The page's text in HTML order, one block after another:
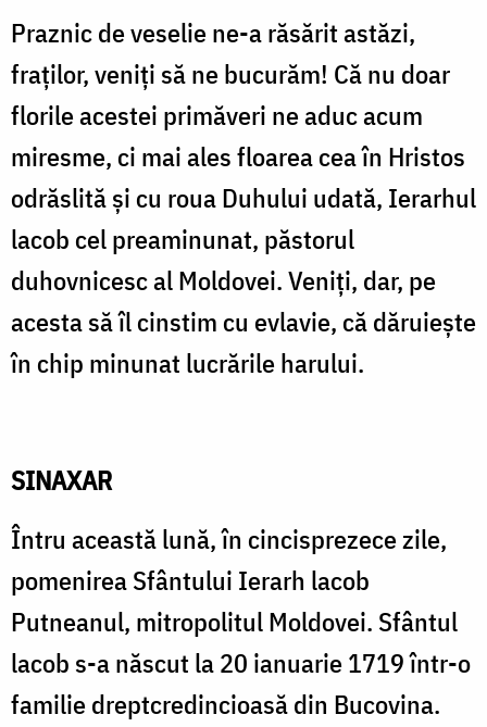
Praznic de veselie ne-a răsă­rit astăzi,
fraţilor, veniţi să ne bucurăm! Că nu doar
florile acestei primăveri ne aduc acum
miresme, ci mai ales floarea cea în Hristos
odrăslită şi cu roua Duhului udată, Ierarhul
lacob cel preaminunat, păsto­rul
duhovnicesc al Moldovei. Veniţi, dar, pe
acesta să îl cin­stim cu evlavie, că dăruieşte
în chip minunat lucrările harului.
SINAXAR
Întru această lună, în cincisprezece zile,
pomenirea Sfântului Ierarh lacob
Putneanul, mitropolitul Moldovei. Sfântul
lacob s-a născut la 20 ianu­arie 1719 într-o
familie dreptcredincioasă din Bucovina.